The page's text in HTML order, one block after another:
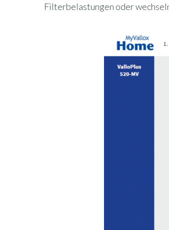
Filterbelastungen oder